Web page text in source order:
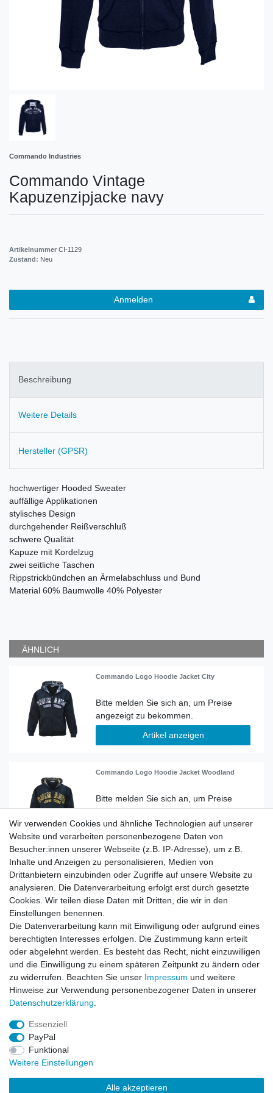
Commando Industries
Commando Vintage
Kapuzenzipjacke navy
Artikelnummer CI-1129
Zustand: Neu
Anmelden
Beschreibung
Weitere Details
Hersteller (GPSR)
hochwertiger Hooded Sweater
auffällige Applikationen
stylisches Design
durchgehender Reißverschluß
schwere Qualität
Kapuze mit Kordelzug
zwei seitliche Taschen
Rippstrickbündchen an Ärmelabschluss und Bund
Material 60% Baumwolle 40% Polyester
ÄHNLICH
Commando Logo Hoodie Jacket City
Artikel anzeigen
Commando Logo Hoodie Jacket Woodland
Artikel anzeigen
Commando Vintage Kapuzenzipjacke schwarz
Artikel anzeigen
Knightsbridge London Kapuzenzipjacke Logo
Wir verwenden Cookies und ähnliche Technologien auf unserer
Website und verarbeiten personenbezogene Daten von
Besucher:innen unserer Webseite (z.B. IP-Adresse), um z.B.
Inhalte und Anzeigen zu personalisieren, Medien von
Drittanbietern einzubinden oder Zugriffe auf unsere Website zu
analysieren. Die Datenverarbeitung erfolgt erst durch gesetzte
Cookies. Wir teilen diese Daten mit Dritten, die wir in den
Einstellungen benennen.
Die Datenverarbeitung kann mit Einwilligung oder aufgrund eines
berechtigten Interesses erfolgen. Die Zustimmung kann erteilt
oder abgelehnt werden. Es besteht das Recht, nicht einzuwilligen
und die Einwilligung zu einem späteren Zeitpunkt zu ändern oder
zu widerrufen. Beachten Sie unser Impressum und weitere
Hinweise zur Verwendung personenbezogener Daten in unserer
Daten­schutz­erklärung
Essenziell
PayPal
Funktional
Weitere Einstellungen
Alle akzeptieren